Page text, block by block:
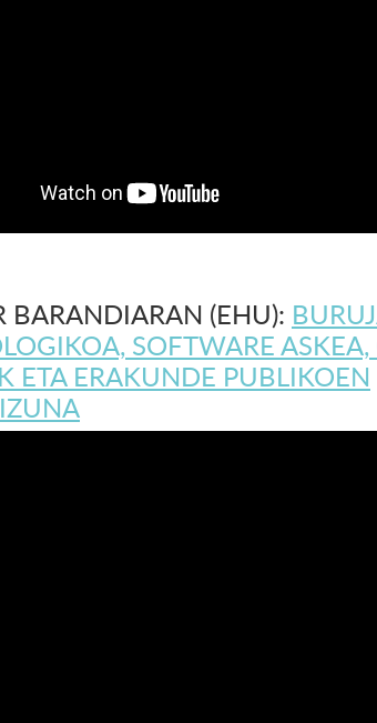
BARANDIARAN (EHU):
SOFTWARE
ETA ERAKUNDE PUBLIKOEN